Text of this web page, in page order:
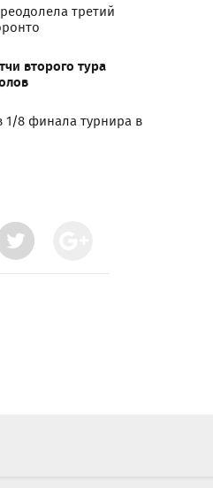
третий
второго тура
1/8 финала турнира в